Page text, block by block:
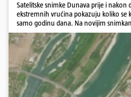
Satelitske snimke Dunava prije i nakon
ekstremnih vrućina pokazuju koliko
samo godinu dana. Na novijim
veći pješčani sprudovi i sužene vodene
povijesno niskim vodostajima.
toka, od Njemačke i Austrije, preko
Rumunjske i Bugarske. Snimke je
zabilježio satelit Sentinel-2 u sklopu
Copernicus.